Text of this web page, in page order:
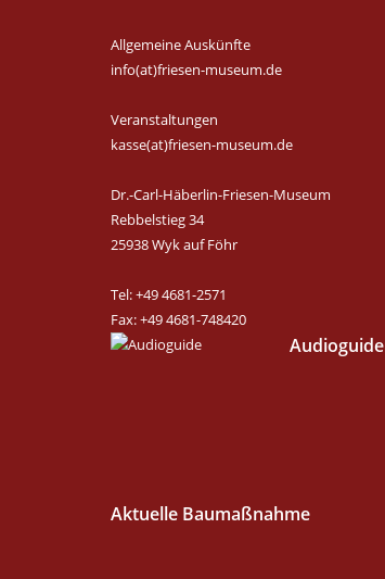
Allgemeine Auskünfte
info(at)friesen-museum.de
Veranstaltungen
kasse(at)friesen-museum.de
Dr.-Carl-Häberlin-Friesen-Museum
Rebbelstieg 34
25938 Wyk auf Föhr
Tel: +49 4681-2571
Fax: +49 4681-748420
Audioguide
Aktuelle Baumaßnahme